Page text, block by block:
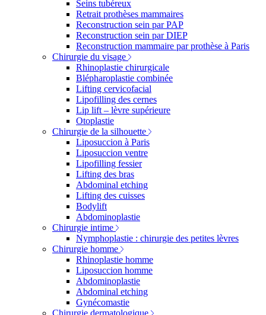
Seins tubéreux
Retrait prothèses mammaires
Reconstruction sein par PAP
Reconstruction sein par DIEP
Reconstruction mammaire par prothèse à Paris
Chirurgie du visage
Rhinoplastie chirurgicale
Blépharoplastie combinée
Lifting cervicofacial
Lipofilling des cernes
Lip lift – lèvre supérieure
Otoplastie
Chirurgie de la silhouette
Liposuccion à Paris
Liposuccion ventre
Lipofilling fessier
Lifting des bras
Abdominal etching
Lifting des cuisses
Bodylift
Abdominoplastie
Chirurgie intime
Nymphoplastie : chirurgie des petites lèvres
Chirurgie homme
Rhinoplastie homme
Liposuccion homme
Abdominoplastie
Abdominal etching
Gynécomastie
Chirurgie dermatologique